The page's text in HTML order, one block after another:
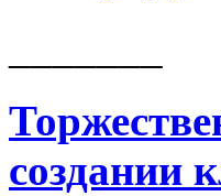
создании